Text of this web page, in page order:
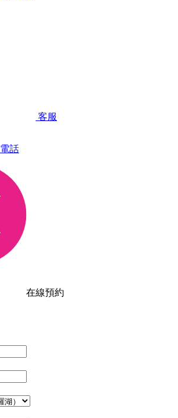
客服
電話
在線預約